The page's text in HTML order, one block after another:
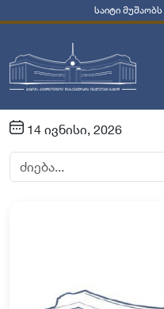
საიტი
14 ივნისი, 2026